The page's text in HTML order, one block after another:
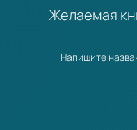
Желаемая